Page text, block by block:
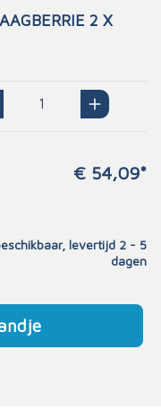
2 X
€ 54,09*
levertijd 2 - 5
dagen